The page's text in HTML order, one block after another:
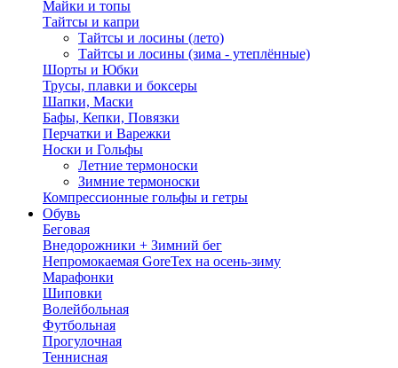
Майки и топы
Тайтсы и капри
Тайтсы и лосины (лето)
Тайтсы и лосины (зима - утеплённые)
Шорты и Юбки
Трусы, плавки и боксеры
Шапки, Маски
Бафы, Кепки, Повязки
Перчатки и Варежки
Носки и Гольфы
Летние термоноски
Зимние термоноски
Компрессионные гольфы и гетры
Обувь
Беговая
Внедорожники + Зимний бег
Непромокаемая GoreTex на осень-зиму
Марафонки
Шиповки
Волейбольная
Футбольная
Прогулочная
Теннисная